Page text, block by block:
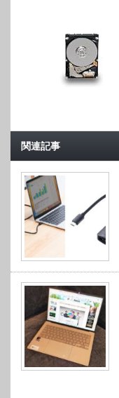
関連記事